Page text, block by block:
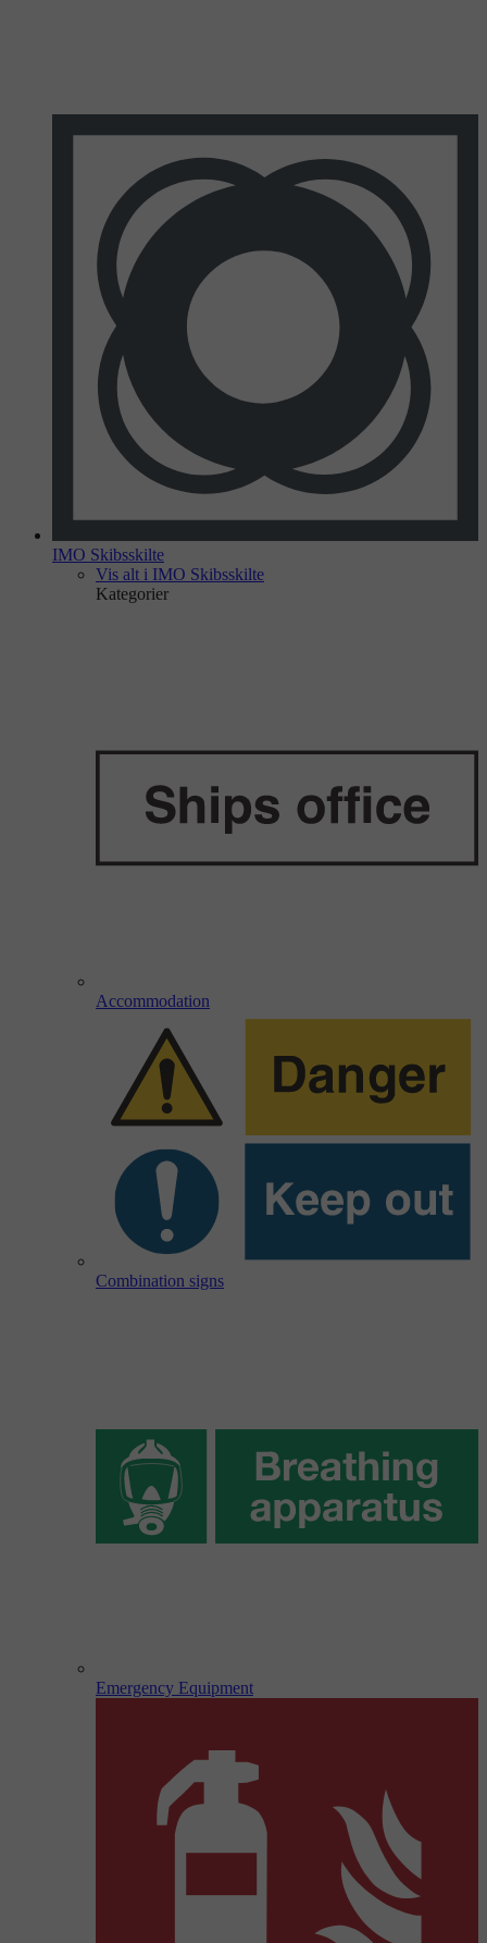
IMO Skibsskilte
Vis alt i IMO Skibsskilte
Kategorier
Accommodation
Combination signs
Emergency Equipment